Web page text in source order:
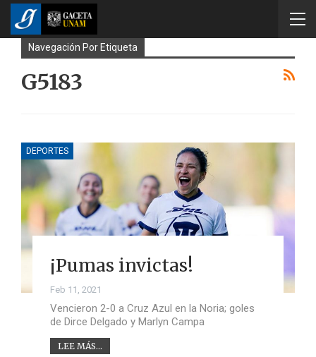
Navegación Por Etiqueta
G5183
DEPORTES
¡Pumas invictas!
Feb 11, 2021
Vencieron 2-0 a Cruz Azul en la Noria; goles
de Dirce Delgado y Marlyn Campa
LEE MÁS...